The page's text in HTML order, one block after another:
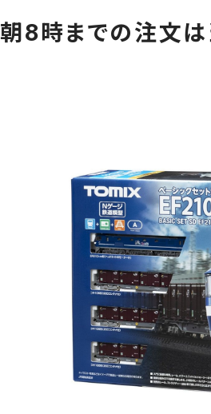
朝8時までの注文は